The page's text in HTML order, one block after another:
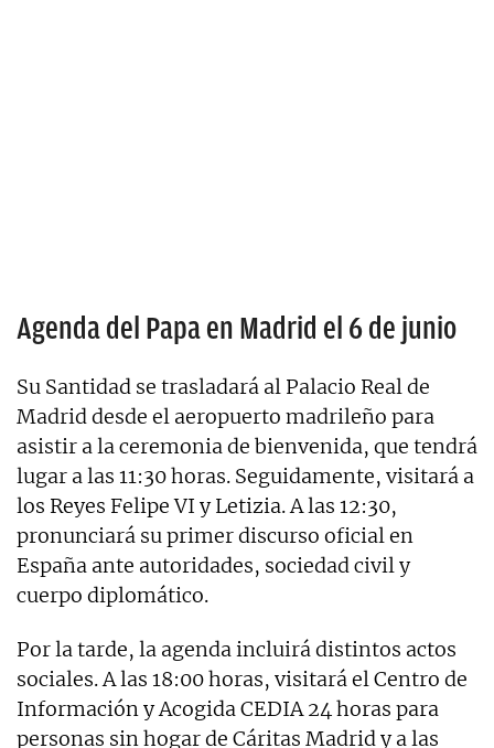
Agenda del Papa en Madrid el 6 de junio
Su Santidad se trasladará al Palacio Real de
Madrid desde el aeropuerto madrileño para
asistir a la ceremonia de bienvenida, que tendrá
lugar a las 11:30 horas. Seguidamente, visitará a
los Reyes Felipe VI y Letizia. A las 12:30,
pronunciará su primer discurso oficial en
España ante autoridades, sociedad civil y
cuerpo diplomático.
Por la tarde, la agenda incluirá distintos actos
sociales. A las 18:00 horas, visitará el Centro de
Información y Acogida CEDIA 24 horas para
personas sin hogar de Cáritas Madrid y a las